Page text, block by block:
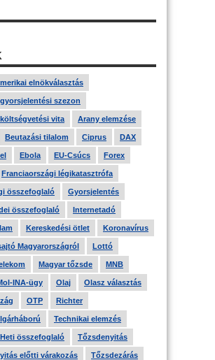
elnökválasztás
szezon
vita Arany elemzése
Beutazási tilalom Ciprus DAX
Ebola EU-Csúcs Forex
Franciaországi légikatasztrófa
összefoglaló Gyorsjelentés
összefoglaló Internetadó
Kereskedési ötlet Koronavírus
Magyarországról Lottó
Magyar tőzsde MNB
INA-ügy Olaj Olasz választás
OTP Richter
Technikai elemzés
összefoglaló Tőzsdenyitás
előtti várakozás Tőzsdezárás